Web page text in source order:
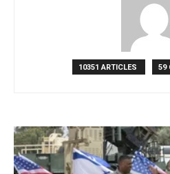
10351 ARTICLES 59